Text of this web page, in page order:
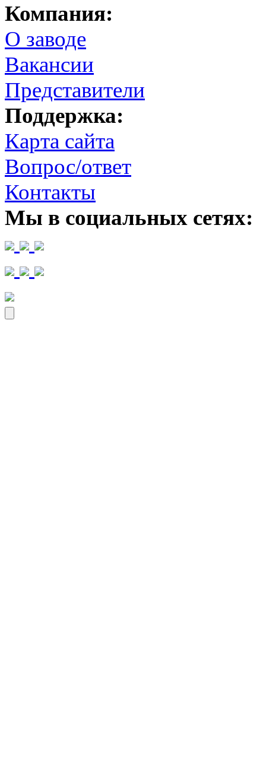
Компания:
О заводе
Вакансии
Представители
Поддержка:
Карта сайта
Вопрос/ответ
Контакты
Мы в социальных сетях: